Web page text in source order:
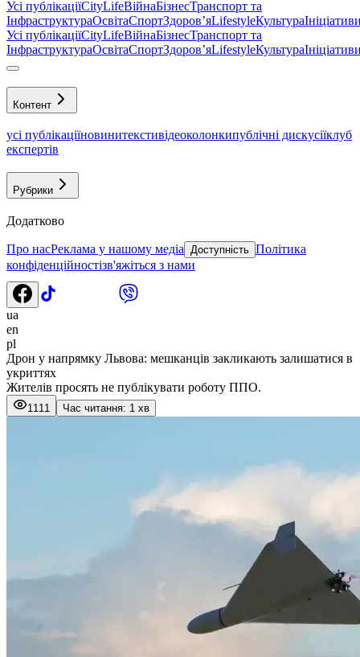
Усі публікаціїCityLifeВійнаБізнесТранспорт та
ІнфраструктураОсвітаСпортЗдоровʼяLifestyleКультура
Усі публікаціїCityLifeВійнаБізнесТранспорт та
ІнфраструктураОсвітаСпортЗдоровʼяLifestyleКультура
Контент
усі публікаціїновинитекстивідеоколонкипублічні дискусіїклуб
експертів
Рубрики
Додатково
Про насРеклама у нашому медіа Доступність Політика
конфіденційностізв'яжіться з нами
ua
en
pl
Дрон у напрямку Львова: мешканців закликають залишатися в
укриттях
Жителів просять не публікувати роботу ППО.
1111 Час читання: 1 хв